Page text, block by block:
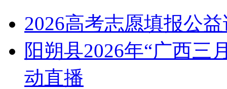
2026高考志愿填报公
阳朔县2026年“广西三
动直播